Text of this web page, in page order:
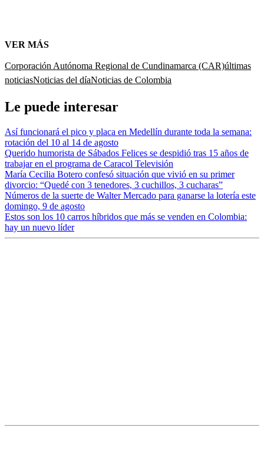
VER MÁS
Corporación Autónoma Regional de Cundinamarca (CAR)últimas
noticiasNoticias del díaNoticias de Colombia
Le puede interesar
Así funcionará el pico y placa en Medellín durante toda la semana:
rotación del 10 al 14 de agosto
Querido humorista de Sábados Felices se despidió tras 15 años de
trabajar en el programa de Caracol Televisión
María Cecilia Botero confesó situación que vivió en su primer
divorcio: “Quedé con 3 tenedores, 3 cuchillos, 3 cucharas”
Números de la suerte de Walter Mercado para ganarse la lotería este
domingo, 9 de agosto
Estos son los 10 carros híbridos que más se venden en Colombia:
hay un nuevo líder